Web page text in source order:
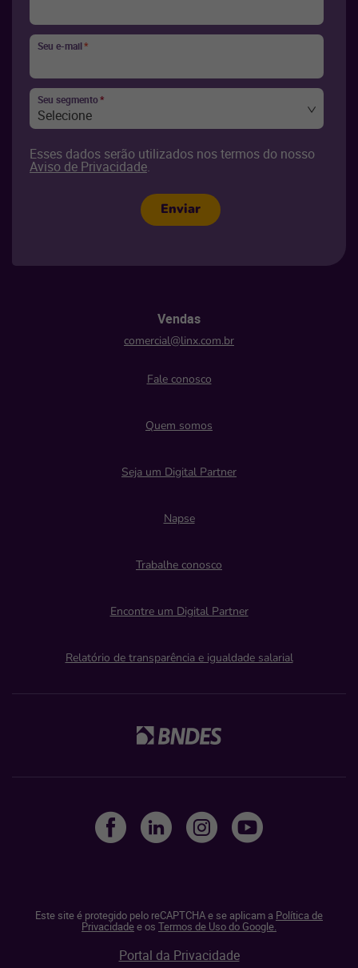
Seu e-mail*
Seu segmento*
Selecione
Esses dados serão utilizados nos termos do nosso
Aviso de Privacidade.
Enviar
Vendas
comercial@linx.com.br
Fale conosco
Quem somos
Seja um Digital Partner
Napse
Trabalhe conosco
Encontre um Digital Partner
Relatório de transparência e igualdade salarial
Este site é protegido pelo reCAPTCHA e se aplicam a Política de
Privacidadee os Termos de Uso do Google.
Portal da Privacidade